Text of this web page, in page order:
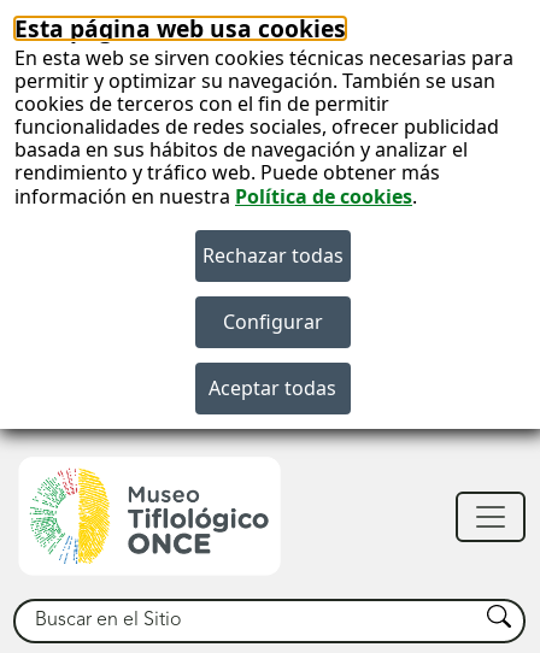
Esta página web usa cookies
En esta web se sirven cookies técnicas necesarias para
permitir y optimizar su navegación. También se usan
cookies de terceros con el fin de permitir
funcionalidades de redes sociales, ofrecer publicidad
basada en sus hábitos de navegación y analizar el
rendimiento y tráfico web. Puede obtener más
información en nuestra Política de cookies.
Buscar Buscar